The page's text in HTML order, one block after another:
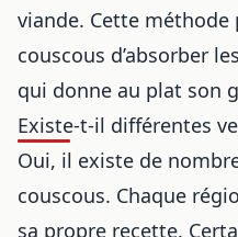
viande. Cette
couscous d’absorber
qui donne au plat son
Existe-t-il différentes
Oui, il existe de
couscous. Chaque
sa propre recette.